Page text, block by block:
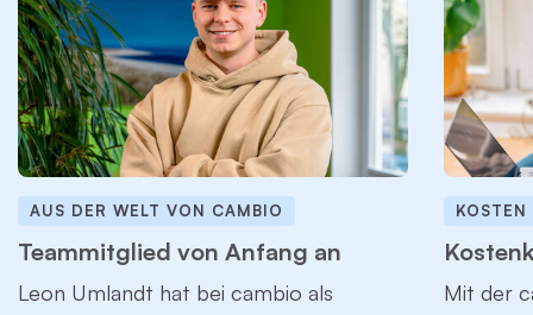
AUS DER WELT VON CAMBIO
Teammitglied von Anfang an
Leon Umlandt hat bei cambio als
KOSTEN
Mit der